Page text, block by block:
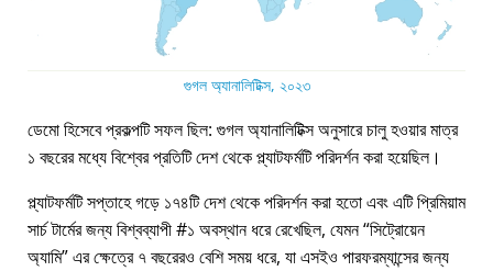
গুগল অ্যানালিটিক্স, ২০২৩
ডেমো হিসেবে প্রকল্পটি সফল ছিল: গুগল অ্যানালিটিক্স অনুসারে চালু হওয়ার মাত্র
১ বছরের মধ্যে বিশ্বের প্রতিটি দেশ থেকে প্ল্যাটফর্মটি পরিদর্শন করা হয়েছিল।
প্ল্যাটফর্মটি সপ্তাহে গড়ে ১৭৪টি দেশ থেকে পরিদর্শন করা হতো এবং এটি প্রিমিয়াম
সার্চ টার্মের জন্য বিশ্বব্যাপী #১ অবস্থান ধরে রেখেছিল, যেমন সিট্রোয়েন
অ্যামি এর ক্ষেত্রে ৭ বছরেরও বেশি সময় ধরে, যা এসইও পারফরম্যান্সের জন্য